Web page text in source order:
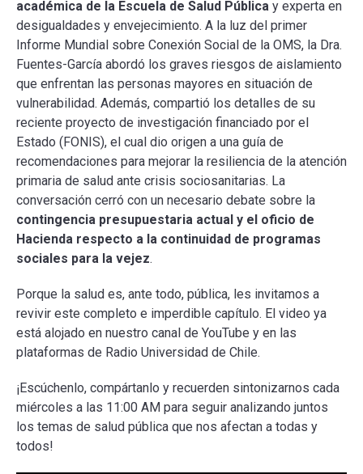
académica de la Escuela de Salud Pública y experta en
desigualdades y envejecimiento. A la luz del primer
Informe Mundial sobre Conexión Social de la OMS, la Dra.
Fuentes-García abordó los graves riesgos de aislamiento
que enfrentan las personas mayores en situación de
vulnerabilidad. Además, compartió los detalles de su
reciente proyecto de investigación financiado por el
Estado (FONIS), el cual dio origen a una guía de
recomendaciones para mejorar la resiliencia de la atención
primaria de salud ante crisis sociosanitarias. La
conversación cerró con un necesario debate sobre la
contingencia presupuestaria actual y el oficio de
Hacienda respecto a la continuidad de programas
sociales para la vejez.
Porque la salud es, ante todo, pública, les invitamos a
revivir este completo e imperdible capítulo. El video ya
está alojado en nuestro canal de YouTube y en las
plataformas de Radio Universidad de Chile.
¡Escúchenlo, compártanlo y recuerden sintonizarnos cada
miércoles a las 11:00 AM para seguir analizando juntos
los temas de salud pública que nos afectan a todas y
todos!